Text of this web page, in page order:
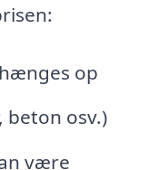
op
beton osv.)
være